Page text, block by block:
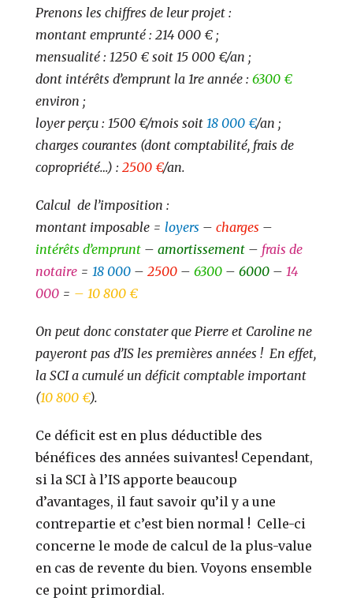
Prenons les chiffres de leur projet :
montant emprunté : 214 000€ ;
mensualité : 1250€ soit 15 000€/an ;
dont intérêts d’emprunt la 1re année :6300 €
environ ;
loyer perçu : 1500 €/mois soit 18 000 €/an ;
charges courantes (dont comptabilité, frais de
copropriété…) :2500 €/an.
Calcul de l’imposition :
montant imposable =loyers –charges –
intérêts d’emprunt –amortissement – frais de
notaire = 18 000 –2500 –6300 –6000 – 14
000 = – 10 800 €
On peut donc constater que Pierre et Caroline ne
payeront pas d’IS les premières années ! En effet,
la SCI a cumulé un déficit comptable important
(10 800 €).
Ce déficit est en plus déductible des
bénéfices des années suivantes! Cependant,
si la SCI à l’IS apporte beaucoup
d’avantages, il faut savoir qu’il y a une
contrepartie et c’est bien normal ! Celle-ci
concerne le mode de calcul de la plus-value
en cas de revente du bien.Voyons ensemble
ce point primordial.